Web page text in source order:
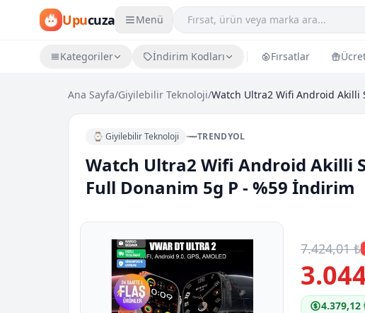
Upucuza Menü
Kategoriler İndirim Kodları Fırsatlar
Ana Sayfa/Giyilebilir Teknoloji/
⌚ Giyilebilir Teknoloji TRENDYOL
Watch Ultra2 Wifi Android Akilli
Full Donanim 5g P - %59 İndirim
7.424,01 ₺